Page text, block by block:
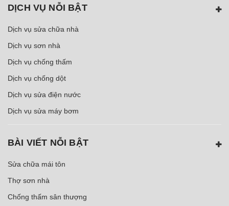
DỊCH VỤ NỖI BẬT
Dịch vụ sửa chữa nhà
Dịch vụ sơn nhà
Dịch vụ chống thấm
Dịch vụ chống dột
Dịch vụ sửa điện nước
Dịch vụ sửa máy bơm
BÀI VIẾT NỖI BẬT
Sửa chữa mái tôn
Thợ sơn nhà
Chống thấm sân thượng